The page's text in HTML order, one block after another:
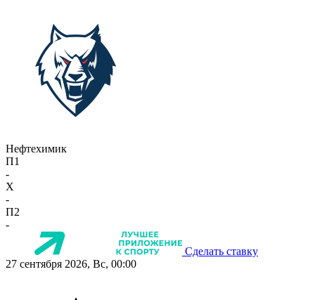
Нефтехимик
П1
-
X
-
П2
-
Сделать ставку
27 сентября 2026, Вс, 00:00